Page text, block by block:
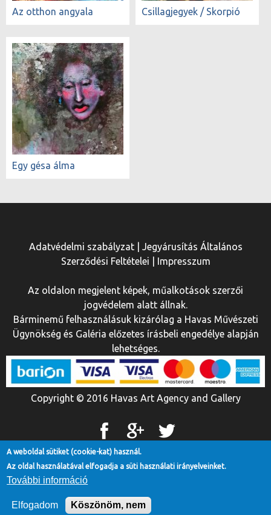
Az otthon angyala Csillagjegyek / Skorpió
Egy gésa álma
Adatvédelmi szabályzat| Jegyárusítás Általános
Szerződési Feltételei
Impresszum
Az oldalon megjelent képek, műalkotások szerzői
jogvédelem alatt állnak.
Bárminemű felhasználásuk kizárólag a Havas Művészeti
Ügynökség és Galéria előzetes írásbeli engedélye alapján
lehetséges.
Copyright © 2016 Havas Art Agency and Gallery
Az oldalt készítette:Prime Computer
A weboldal sütiket (cookie-kat) használ.
Az oldal használatával elfogadja a süti használati irányelveinket.
További információ
Elfogadom Köszönöm, nem